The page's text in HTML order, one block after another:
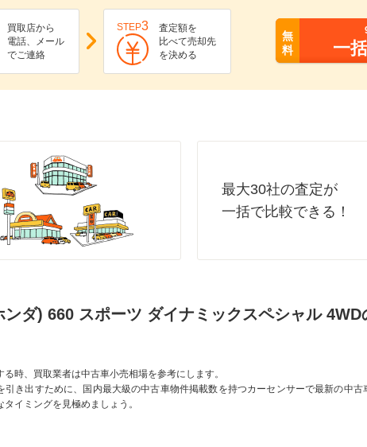
買取店から
電話、メール
でご連絡
STEP3
査定額を
比べて売却先
を決める
無
料
一
最大30社の査定が
一括で比較できる！
ンダ) 660 スポーツ ダイナミックスペシャル 4WD
時、買取業者は中古車小売相場を参考にします。
引き出すために、国内最大級の中古車物件掲載数を持つカーセンサーで最新の中
イミングを見極めましょう。